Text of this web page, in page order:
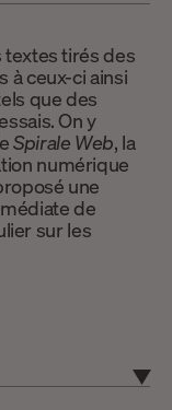
textes tirés des
à ceux-ci ainsi
que des
On y
Spirale Web, la
numérique
une
de
sur les